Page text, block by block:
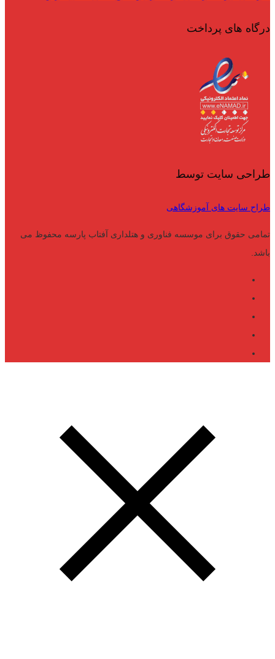
درگاه های پرداخت
طراحی سایت توسط
طراح سایت های آموزشگاهی
تمامی حقوق برای موسسه فناوری و هتلداری آفتاب پارسه محفوظ می
باشد.